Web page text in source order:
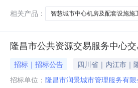
相关产品：
智慧城市中心机房及配套设施施
隆昌市公共资源交易服务中心
招标｜招标公告 四川省｜内江市｜
招标单位： 隆昌市润景城市管理服务有限